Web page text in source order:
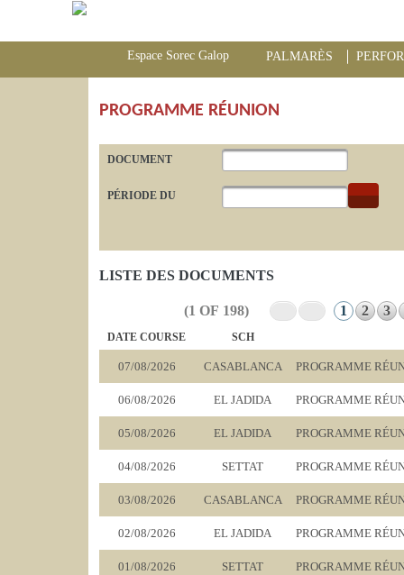
Espace Sorec Galop PALMARÈS
PROGRAMME RÉUNION
DOCUMENT
PÉRIODE DU
LISTE DES DOCUMENTS
(1 OF 198) 1 2 3
DATE COURSE SCH
07/08/2026 CASABLANCA PROGRAMME
06/08/2026 EL JADIDA PROGRAMME
05/08/2026 EL JADIDA PROGRAMME
04/08/2026 SETTAT PROGRAMME
03/08/2026 CASABLANCA PROGRAMME
02/08/2026 EL JADIDA PROGRAMME
01/08/2026 SETTAT PROGRAMME